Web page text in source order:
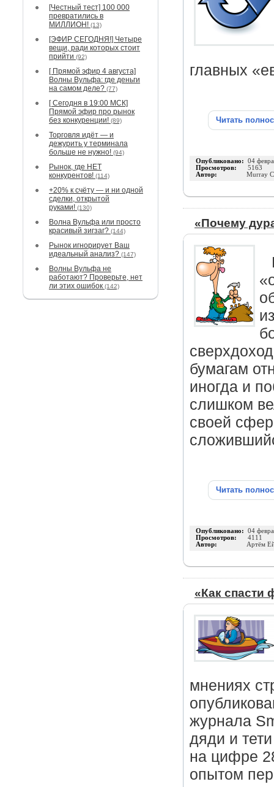
[Честный тест] 100 000
превратились в
МИЛЛИОН! (13)
[ЭФИР СЕГОДНЯ!] Четыре
вещи, ради которых стоит
прийти (92)
[ Прямой эфир 4 августа]
Волны Вульфа: где деньги
на самом деле? (77)
[ Сегодня в 19:00 МСК]
Прямой эфир про рынок
без конкуренции! (89)
Торговля идёт — и
дежурить у терминала
больше не нужно! (94)
Рынок, где НЕТ
конкурентов! (114)
+20% к счёту — и ни одной
сделки, открытой
руками! (130)
Волна Вульфа или просто
красивый зигзаг? (144)
Рынок игнорирует Ваш
идеальный анализ? (147)
Волны Вульфа не
работают? Проверьте, нет
ли этих ошибок (142)
главных
Читать
Опубликовано: 04
Просмотров: 5163
Автор: Murray
«Почему
бумагам
иногда и
слишком
своей
Читать
Опубликовано: 04
Просмотров: 4111
Автор: Артём
«Как спасти
мнениях
журнала
дяди и
на цифре
опытом